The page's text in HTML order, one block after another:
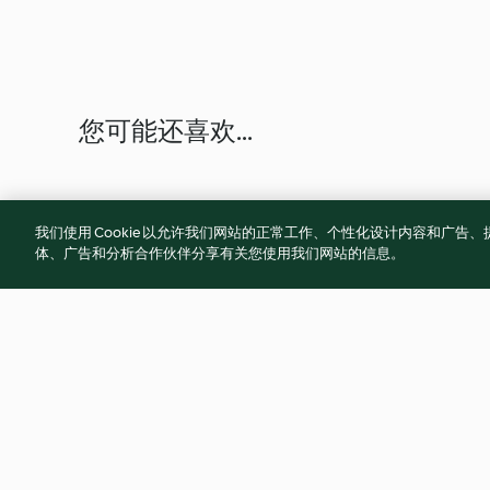
您可能还喜欢...
我们使用 Cookie 以允许我们网站的正常工作、个性化设计内容和广告
体、广告和分析合作伙伴分享有关您使用我们网站的信息。